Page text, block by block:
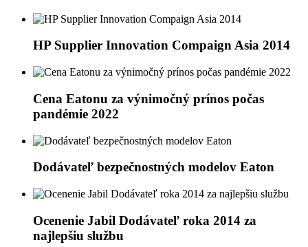
HP Supplier Innovation Compaign Asia 2014
Cena Eatonu za výnimočný prínos počas
pandémie 2022
Dodávateľ bezpečnostných modelov Eaton
Ocenenie Jabil Dodávateľ roka 2014 za
najlepšiu službu